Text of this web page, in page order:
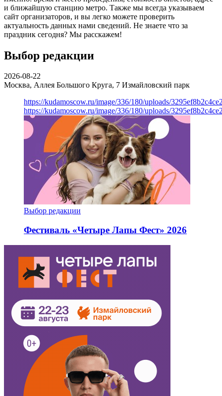
и ближайшую станцию метро. Также мы всегда указываем
сайт организаторов, и вы легко можете проверить
актуальность данных нами сведений. Не знаете что за
праздник сегодня? Мы расскажем!
Выбор редакции
2026-08-22
Москва, Аллея Большого Круга, 7 Измайловский парк
https://kudamoscow.ru/image/336/180/uploads/
https://kudamoscow.ru/image/336/180/uploads/
Выбор редакции
Фестиваль «Четыре Лапы Фест» 2026